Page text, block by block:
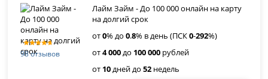
98 отзывов
Лайм Займ - До 100 000 онлайн на карту
на долгий срок
от0% до0.8% в день (ПСК0-292%)
от4 000до 100 000 рублей
от 10дней до52 недель